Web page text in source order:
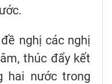
nghị các nghị
thúc đẩy kết
hai nước trong